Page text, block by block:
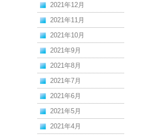
2021年12月
2021年11月
2021年10月
2021年9月
2021年8月
2021年7月
2021年6月
2021年5月
2021年4月